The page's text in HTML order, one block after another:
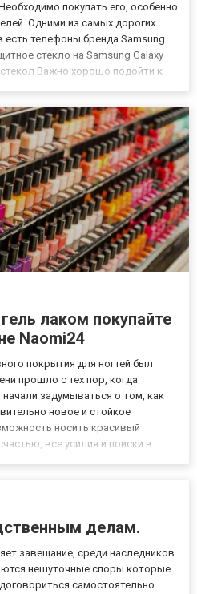
покупать его, особенно
Одними из самых дорогих
есть телефоны бренда Samsung.
стекло на Samsung Galaxy
Важно хорошо подойти к
лаком покупайте
Naomi24
покрытия для ногтей был
прошло с тех пор, когда
задумываться о том, как
новое и стойкое
носить красивый
все усилия и поиски в
делам.
завещание, среди наследников
нешуточные споры которые
самостоятельно